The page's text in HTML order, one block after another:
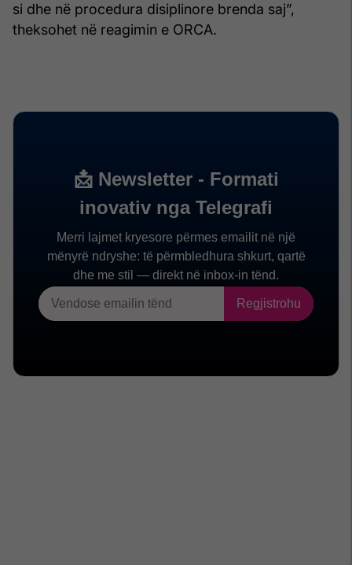
si dhe në procedura disiplinore brenda saj”,
theksohet në reagimin e ORCA.